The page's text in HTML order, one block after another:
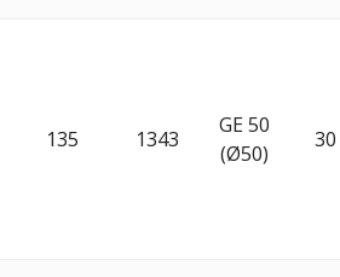
135 1343
GE 50
(Ø50)
30